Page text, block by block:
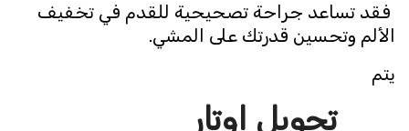
فقد تساعد جراحة تصحيحية للقدم في تخفيف
الألم وتحسين قدرتك على المشي.
يتم
تحويل اوتار